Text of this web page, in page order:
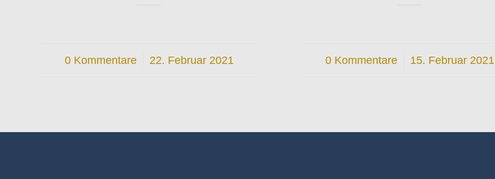
0 Kommentare
/ 22. Februar 2021 0 Kommentare
/ 15. Februar 2021